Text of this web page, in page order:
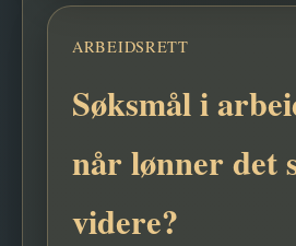
ARBEIDSRETT
Søksmål i
når lønner det
videre?